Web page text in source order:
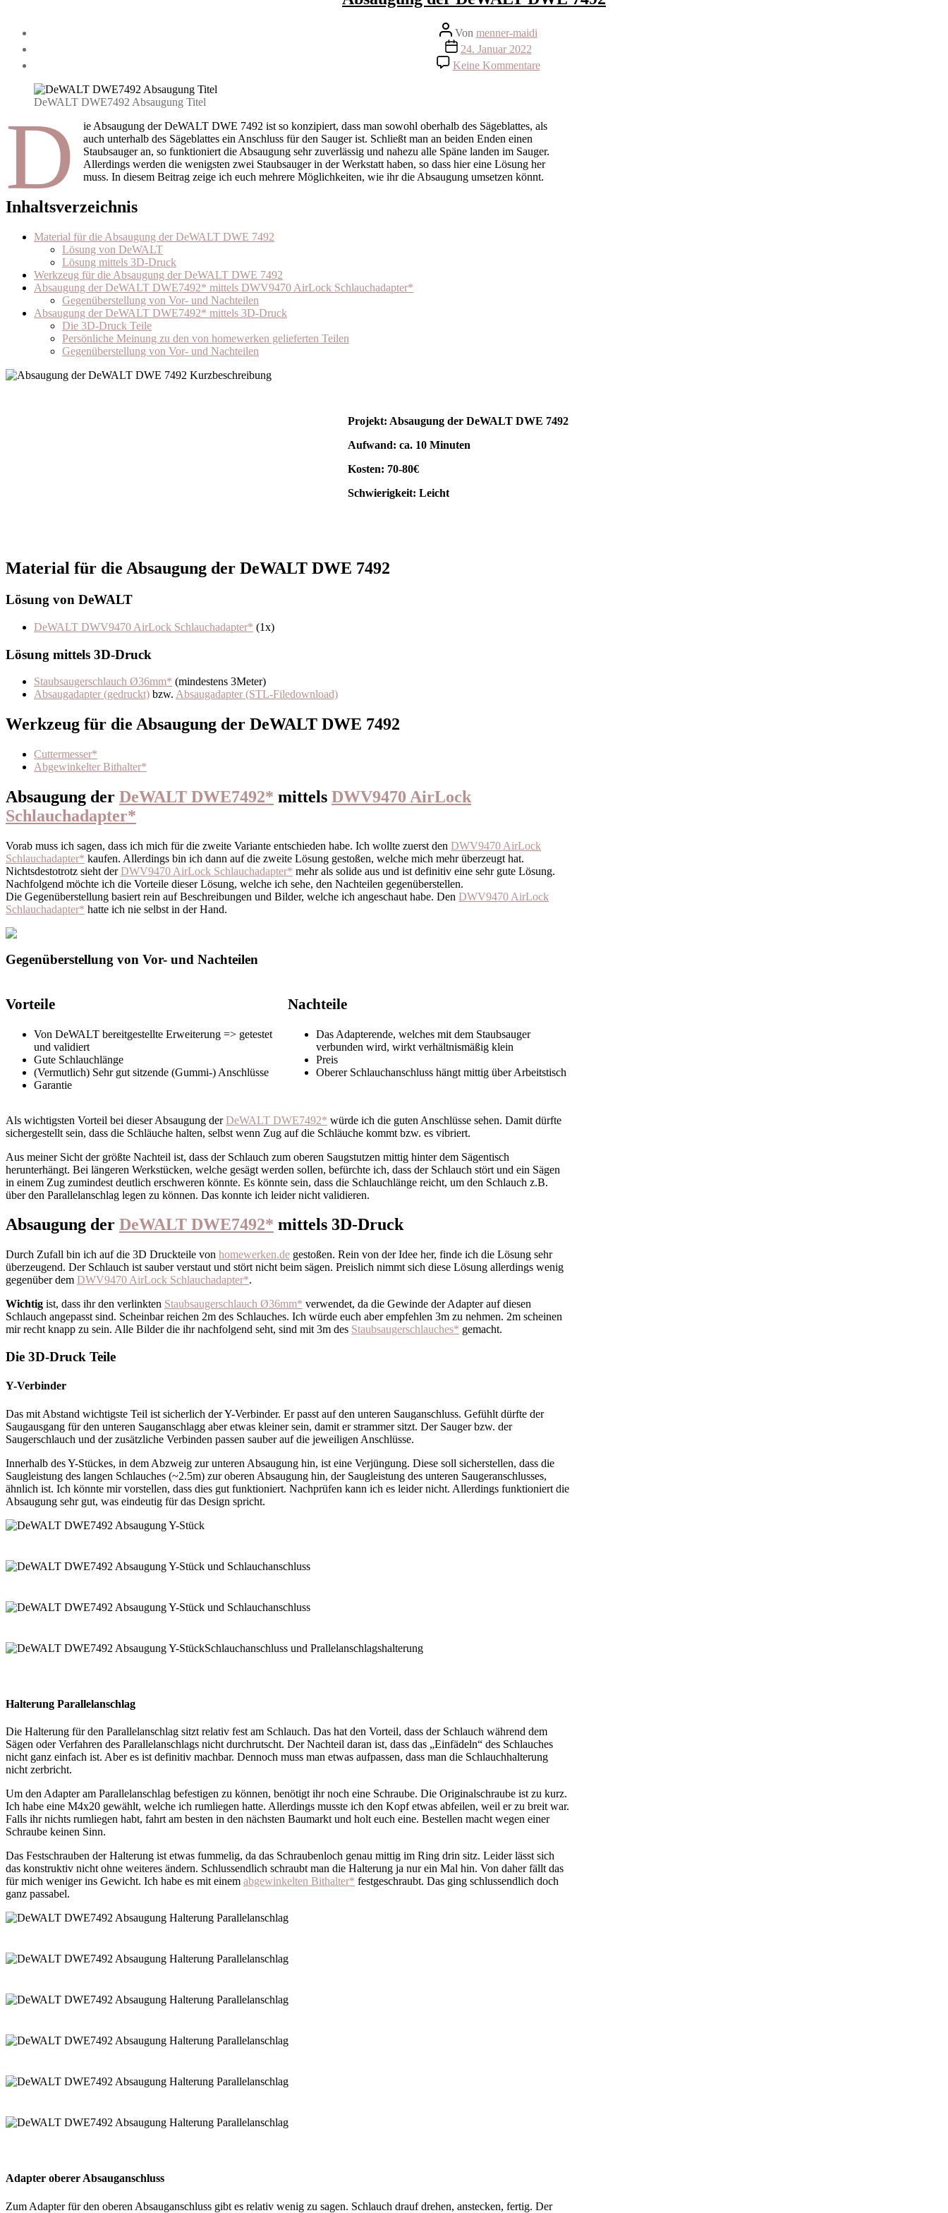
Beitragsautor
Von menner-maidi
Beitragsdatum
24. Januar 2022
Keine Kommentarezu
Absaugung
7492
DeWALT DWE7492 Absaugung Titel
D
ie Absaugung der DeWALT DWE 7492 ist so konzipiert, dass man sowohl oberhalb des Sägeblattes, als
auch unterhalb des Sägeblattes ein Anschluss für den Sauger ist. Schließt man an beiden Enden einen
Staubsauger an, so funktioniert die Absaugung sehr zuverlässig und nahezu alle Späne landen im Sauger.
Allerdings werden die wenigsten zwei Staubsauger in der Werkstatt haben, so dass hier eine Lösung her
muss. In diesem Beitrag zeige ich euch mehrere Möglichkeiten, wie ihr die Absaugung umsetzen könnt.
Inhaltsverzeichnis
Material für die Absaugung der DeWALT DWE 7492
Lösung von DeWALT
Lösung mittels 3D-Druck
Werkzeug für die Absaugung der DeWALT DWE 7492
Absaugung der DeWALT DWE7492* mittels DWV9470 AirLock Schlauchadapter*
Gegenüberstellung von Vor- und Nachteilen
Absaugung der DeWALT DWE7492* mittels 3D-Druck
Die 3D-Druck Teile
Persönliche Meinung zu den von homewerken gelieferten Teilen
Gegenüberstellung von Vor- und Nachteilen
Projekt: Absaugung der DeWALT DWE 7492
Aufwand: ca. 10 Minuten
Kosten: 70-80€
Schwierigkeit: Leicht
Material für die Absaugung der DeWALT DWE 7492
Lösung von DeWALT
DeWALT DWV9470 AirLock Schlauchadapter* (1x)
Lösung mittels 3D-Druck
Staubsaugerschlauch Ø36mm* (mindestens 3Meter)
Absaugadapter (gedruckt) bzw. Absaugadapter (STL-Filedownload)
Werkzeug für die Absaugung der DeWALT DWE 7492
Cuttermesser*
Abgewinkelter Bithalter*
Absaugung der DeWALT DWE7492* mittels DWV9470 AirLock
Schlauchadapter*
Vorab muss ich sagen, dass ich mich für die zweite Variante entschieden habe. Ich wollte zuerst den DWV9470 AirLock
Schlauchadapter* kaufen. Allerdings bin ich dann auf die zweite Lösung gestoßen, welche mich mehr überzeugt hat.
Nichtsdestotrotz sieht derDWV9470 AirLock Schlauchadapter* mehr als solide aus und ist definitiv eine sehr gute Lösung.
Nachfolgend möchte ich die Vorteile dieser Lösung, welche ich sehe, den Nachteilen gegenüberstellen.
Die Gegenüberstellung basiert rein auf Beschreibungen und Bilder, welche ich angeschaut habe. Den DWV9470 AirLock
Schlauchadapter* hatte ich nie selbst in der Hand.
Gegenüberstellung von Vor- und Nachteilen
Vorteile
Von DeWALT bereitgestellte Erweiterung => getestet
und validiert
Gute Schlauchlänge
(Vermutlich) Sehr gut sitzende (Gummi-) Anschlüsse
Garantie
Nachteile
Das Adapterende, welches mit dem Staubsauger
verbunden wird, wirkt verhältnismäßig klein
Preis
Oberer Schlauchanschluss hängt mittig über Arbeitstisch
Als wichtigsten Vorteil bei dieser Absaugung derDeWALT DWE7492* würde ich die guten Anschlüsse sehen. Damit dürfte
sichergestellt sein, dass die Schläuche halten, selbst wenn Zug auf die Schläuche kommt bzw. es vibriert.
Aus meiner Sicht der größte Nachteil ist, dass der Schlauch zum oberen Saugstutzen mittig hinter dem Sägentisch
herunterhängt. Bei längeren Werkstücken, welche gesägt werden sollen, befürchte ich, dass der Schlauch stört und ein Sägen
in einem Zug zumindest deutlich erschweren könnte. Es könnte sein, dass die Schlauchlänge reicht, um den Schlauch z.B.
über den Parallelanschlag legen zu können. Das konnte ich leider nicht validieren.
Absaugung der DeWALT DWE7492* mittels 3D-Druck
Durch Zufall bin ich auf die 3D Druckteile von homewerken.de gestoßen. Rein von der Idee her, finde ich die Lösung sehr
überzeugend. Der Schlauch ist sauber verstaut und stört nicht beim sägen. Preislich nimmt sich diese Lösung allerdings wenig
gegenüber dem DWV9470 AirLock Schlauchadapter*.
Wichtig ist, dass ihr den verlinkten Staubsaugerschlauch Ø36mm* verwendet, da die Gewinde der Adapter auf diesen
Schlauch angepasst sind. Scheinbar reichen 2m des Schlauches. Ich würde euch aber empfehlen 3m zu nehmen. 2m scheinen
mir recht knapp zu sein. Alle Bilder die ihr nachfolgend seht, sind mit 3m des Staubsaugerschlauches* gemacht.
Die 3D-Druck Teile
Y-Verbinder
Das mit Abstand wichtigste Teil ist sicherlich der Y-Verbinder. Er passt auf den unteren Sauganschluss. Gefühlt dürfte der
Saugausgang für den unteren Sauganschlagg aber etwas kleiner sein, damit er strammer sitzt. Der Sauger bzw. der
Saugerschlauch und der zusätzliche Verbinden passen sauber auf die jeweiligen Anschlüsse.
Innerhalb des Y-Stückes, in dem Abzweig zur unteren Absaugung hin, ist eine Verjüngung. Diese soll sicherstellen, dass die
Saugleistung des langen Schlauches (~2.5m) zur oberen Absaugung hin, der Saugleistung des unteren Saugeranschlusses,
ähnlich ist. Ich könnte mir vorstellen, dass dies gut funktioniert. Nachprüfen kann ich es leider nicht. Allerdings funktioniert die
Absaugung sehr gut, was eindeutig für das Design spricht.
Halterung Parallelanschlag
Die Halterung für den Parallelanschlag sitzt relativ fest am Schlauch. Das hat den Vorteil, dass der Schlauch während dem
Sägen oder Verfahren des Parallelanschlags nicht durchrutscht. Der Nachteil daran ist, dass das „Einfädeln“ des Schlauches
nicht ganz einfach ist. Aber es ist definitiv machbar. Dennoch muss man etwas aufpassen, dass man die Schlauchhalterung
nicht zerbricht.
Um den Adapter am Parallelanschlag befestigen zu können, benötigt ihr noch eine Schraube. Die Originalschraube ist zu kurz.
Ich habe eine M4x20 gewählt, welche ich rumliegen hatte. Allerdings musste ich den Kopf etwas abfeilen, weil er zu breit war.
Falls ihr nichts rumliegen habt, fahrt am besten in den nächsten Baumarkt und holt euch eine. Bestellen macht wegen einer
Schraube keinen Sinn.
Das Festschrauben der Halterung ist etwas fummelig, da das Schraubenloch genau mittig im Ring drin sitz. Leider lässt sich
das konstruktiv nicht ohne weiteres ändern. Schlussendlich schraubt man die Halterung ja nur ein Mal hin. Von daher fällt das
für mich weniger ins Gewicht. Ich habe es mit einem abgewinkelten Bithalter* festgeschraubt. Das ging schlussendlich doch
ganz passabel.
Adapter oberer Absauganschluss
Zum Adapter für den oberen Absauganschluss gibt es relativ wenig zu sagen. Schlauch drauf drehen, anstecken, fertig. Der